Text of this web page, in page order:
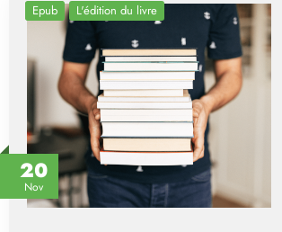
20
Nov
Epub L'édition du livre